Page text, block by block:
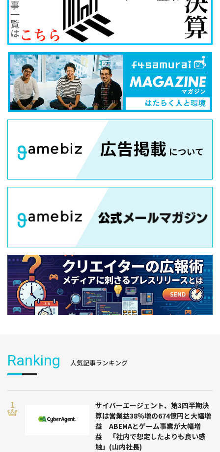
Ranking 人気記事ランキング
サイバーエージェント、第3四半期決
算は営業益38％増の674億円と大幅増
益 ABEMAとゲーム事業が大幅増
益 「社内で想定したよりも良い感
触」(山内社長)